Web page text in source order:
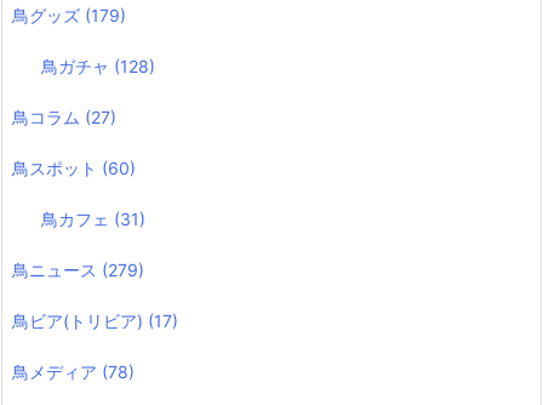
鳥グッズ (179)
鳥ガチャ (128)
鳥コラム (27)
鳥スポット (60)
鳥カフェ (31)
鳥ニュース (279)
鳥ビア(トリビア) (17)
鳥メディア (78)